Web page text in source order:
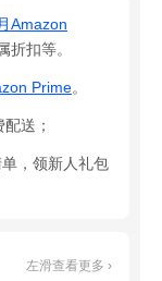
Amazon
折扣等。
Prime。
送；
，领新人礼包
左滑查看更多 ›